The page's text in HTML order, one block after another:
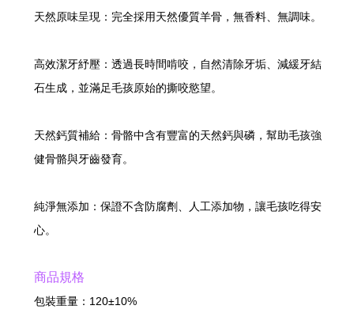
天然原味呈現：完全採用天然優質羊骨，無香料、無調味。
高效潔牙紓壓：透過長時間啃咬，自然清除牙垢、減緩牙結
石生成，並滿足毛孩原始的撕咬慾望。
天然鈣質補給：骨骼中含有豐富的天然鈣與磷，幫助毛孩強
健骨骼與牙齒發育。
純淨無添加：保證不含防腐劑、人工添加物，讓毛孩吃得安
心。
商品規格
包裝重量：120±10%